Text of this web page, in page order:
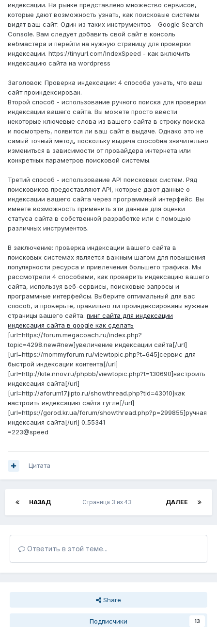
индексации. На рынке представлено множество сервисов,
которые дают возможность узнать, как поисковые системы
видят ваш сайт. Один из таких инструментов - Google Search
Console. Вам следует добавить свой сайт в консоль
вебмастера и перейти на нужную страницу для проверки
индексации. https://tinyurl.com/IndexSpeed - как включить
индексацию сайта на wordpress
Заголовок: Проверка индексации: 4 способа узнать, что ваш
сайт проиндексирован.
Второй способ - использование ручного поиска для проверки
индексации вашего сайта. Вы можете просто ввести
некоторые ключевые слова из вашего сайта в строку поиска
и посмотреть, появится ли ваш сайт в выдаче. Однако это не
самый точный метод, поскольку выдача способна значительно
измениться в зависимости от провайдера интернета или
конкретных параметров поисковой системы.
Третий способ - использование API поисковых систем. Ряд
поисковиков предоставляют API, которые дают данные о
индексации вашего сайта через программный интерфейс. Вы
имеете возможность применить эти данные для оценки
статуса сайта в собственной разработке или с помощью
различных инструментов.
В заключение: проверка индексации вашего сайта в
поисковых системах является важным шагом для повышения
популярности ресурса и привлечения большего трафика. Мы
рассмотрели 4 способами, как проверить индексацию вашего
сайта, используя веб-сервисы, поисковые запросы и
программные интерфейсы. Выберите оптимальный для вас
способ, и проверьте, правильно ли проиндексированы нужные
страницы вашего сайта. пинг сайта для индексации
индексация сайта в google как сделать
[url=https://forum.megacoach.ru/index.php?
topic=4298.new#new]увеличение индексации сайта[/url]
[url=https://mommyforum.ru/viewtopic.php?t=645]сервис для
быстрой индексации контента[/url]
[url=http://kite.nnov.ru/phpbb/viewtopic.php?t=130690]настроить
индексация сайта[/url]
[url=http://aforum17.jipto.ru/showthread.php?tid=43010]как
настроить индексацию сайта гугле[/url]
[url=https://gorod.kr.ua/forum/showthread.php?p=299855]ручная
индексация сайта[/url] 0_55341
=223@speed
Цитата
НАЗАД ДАЛЕЕ
Страница 3 из 43
Ответить в этой теме...
Share
Подписчики 13